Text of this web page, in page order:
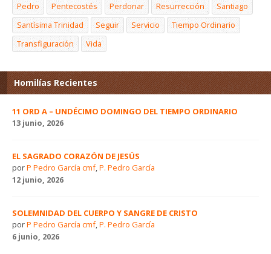
Pedro
Pentecostés Perdonar Resurrección
Santiago
Santísima Trinidad
Seguir Servicio
Tiempo Ordinario
Transfiguración
Vida
Homilías Recientes
11 ORD A – UNDÉCIMO DOMINGO DEL TIEMPO ORDINARIO
13 junio, 2026
EL SAGRADO CORAZÓN DE JESÚS
porP Pedro García cmf,P. Pedro García
12 junio, 2026
SOLEMNIDAD DEL CUERPO Y SANGRE DE CRISTO
porP Pedro García cmf,P. Pedro García
6 junio, 2026